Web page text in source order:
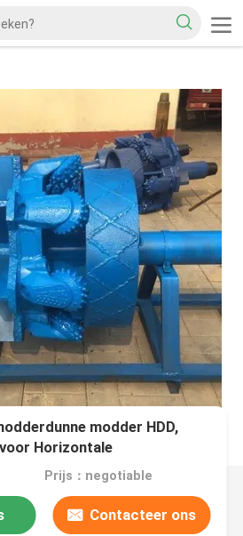
modder HDD,
Horizontale
Prijs：negotiable
Contacteer ons